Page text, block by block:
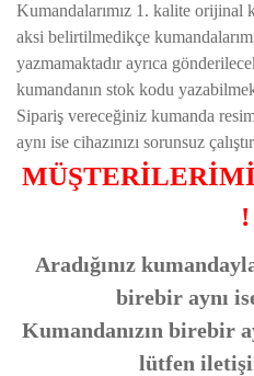
Kumandalarımız 1. kalite orijinal
aksi belirtilmedikçe
yazmamaktadır ayrıca
kumandanın stok kodu
Sipariş vereceğiniz kumanda
aynı ise cihazınızı sorunsuz
!
Aradığınız
birebir aynı
Kumandanızın birebir
lütfen